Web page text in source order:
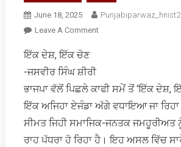
June 18, 2025
Punjabiparwaz_hnist2
Leave A CommentOn
ਹੇਠ
ਮਜਬੂਤ
ਤਾਨਾਸ਼ਾਹੀ
ਇੱਕ ਦੇਸ਼, ਇੱਕ ਚੋਣ
-ਜਸਵੀਰ ਸਿੰਘ ਸ਼ੀਰੀ
ਭਾਜਪਾ ਵੱਲੋਂ ਪਿਛਲੇ ਕਾਫੀ ਸਮੇਂ ਤੋਂ ‘ਇੱਕ ਦੇਸ਼,
ਇੱਕ ਅਜਿਹਾ ਏਜੰਡਾ ਅੱਗੇ ਵਧਾਇਆ ਜਾ ਰਿਹਾ
ਸੀਮਤ ਜਿਹੀ ਸਮਾਜਿਕ-ਜਨਤਕ ਜਮਹੂਰੀਅਤ
ਰਾਹ ਪੱਧਰਾ ਹੋ ਰਿਹਾ ਹੈ। ਇਹ ਅਸਲ ਵਿੱਚ